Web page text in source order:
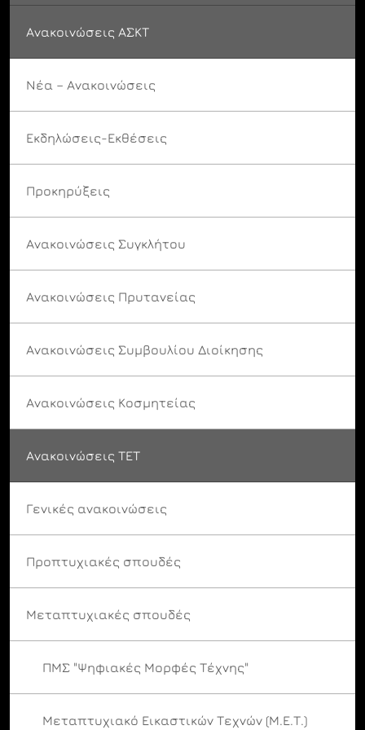
Ανακοινώσεις ΑΣΚΤ
Νέα – Ανακοινώσεις
Εκδηλώσεις-Εκθέσεις
Προκηρύξεις
Ανακοινώσεις Συγκλήτου
Ανακοινώσεις Πρυτανείας
Ανακοινώσεις Συμβουλίου Διοίκησης
Ανακοινώσεις Κοσμητείας
Ανακοινώσεις ΤΕΤ
Γενικές ανακοινώσεις
Προπτυχιακές σπουδές
Μεταπτυχιακές σπουδές
ΠΜΣ "Ψηφιακές Μορφές Τέχνης"
Μεταπτυχιακό Εικαστικών Τεχνών (Μ.Ε.Τ.)